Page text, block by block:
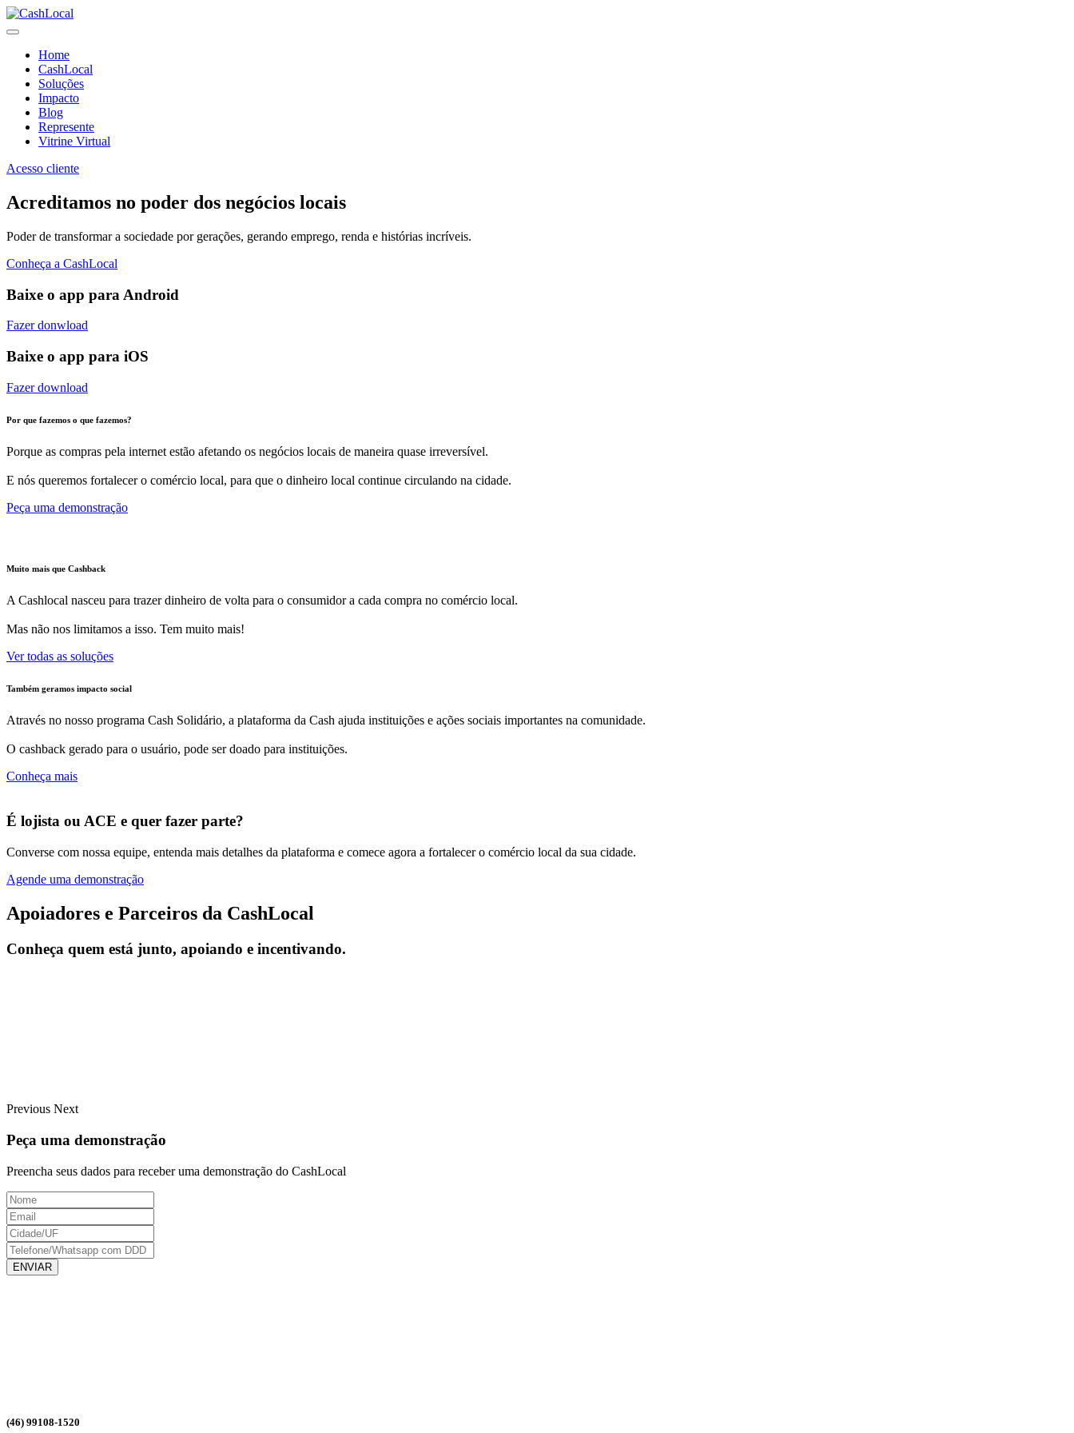
Home
CashLocal
Soluções
Impacto
Blog
Represente
Vitrine Virtual
Acesso cliente
Acreditamos no poder dos negócios locais
Poder de transformar a sociedade por gerações, gerando emprego, renda e histórias incríveis.
Conheça a CashLocal
Baixe o app para Android
Fazer donwload
Baixe o app para iOS
Fazer download
Por que fazemos o que fazemos?
Porque as compras pela internet estão afetando os negócios locais de maneira quase irreversível.
E nós queremos fortalecer o comércio local, para que o dinheiro local continue circulando na cidade.
Peça uma demonstração
Muito mais que Cashback
A Cashlocal nasceu para trazer dinheiro de volta para o consumidor a cada compra no comércio local.
Mas não nos limitamos a isso. Tem muito mais!
Ver todas as soluções
Também geramos impacto social
Através no nosso programa Cash Solidário, a plataforma da Cash ajuda instituições e ações sociais importantes na comunidade.
O cashback gerado para o usuário, pode ser doado para instituições.
Conheça mais
É lojista ou ACE e quer fazer parte?
Converse com nossa equipe, entenda mais detalhes da plataforma e comece agora a fortalecer o comércio local da sua cidade.
Agende uma demonstração
Apoiadores e Parceiros da CashLocal
Conheça quem está junto, apoiando e incentivando.
Previous Next
Peça uma demonstração
Preencha seus dados para receber uma demonstração do CashLocal
ENVIAR
(46) 99108-1520